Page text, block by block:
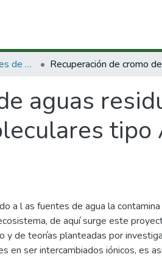
1.1.1. Informes Finales de Proyectos de Investigación
aguas
a l as fuentes de agua la contamina
de aquí surge este
y de teorías planteadas por
en ser intercambiados iónicos, es